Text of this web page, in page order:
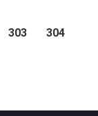
303
304